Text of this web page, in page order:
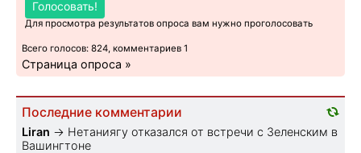
Голосовать!
Для просмотра результатов опроса вам нужно проголосовать
Всего голосов: 824, комментариев 1
Страница опроса »
Последние комментарии
Liran → Нетаниягу отказался от встречи с Зеленским в
Вашингтоне